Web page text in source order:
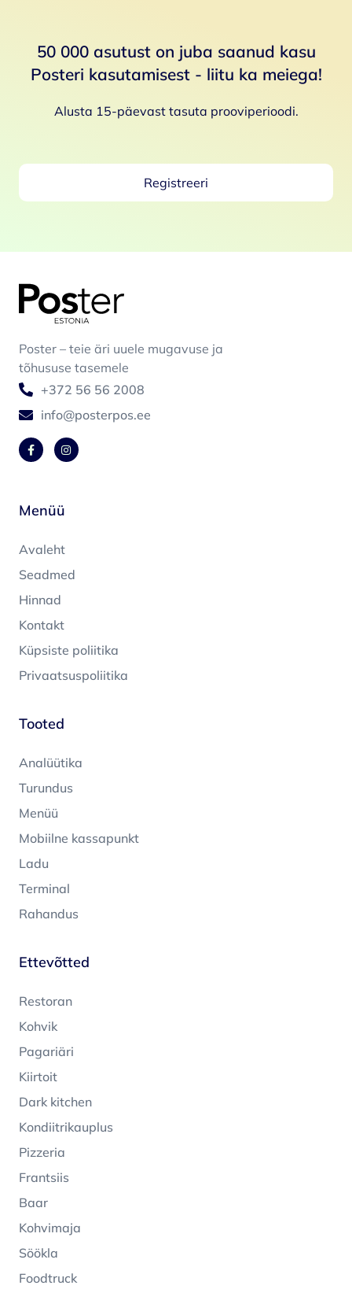
50 000 asutust on juba saanud kasu
Posteri kasutamisest - liitu ka meiega!
Alusta 15-päevast tasuta prooviperioodi.
Registreeri
Poster – teie äri uuele mugavuse ja
tõhususe tasemele
+372 56 56 2008
info@posterpos.ee
Menüü
Avaleht
Seadmed
Hinnad
Kontakt
Küpsiste poliitika
Privaatsuspoliitika
Tooted
Analüütika
Turundus
Menüü
Mobiilne kassapunkt
Ladu
Terminal
Rahandus
Ettevõtted
Restoran
Kohvik
Pagariäri
Kiirtoit
Dark kitchen
Kondiitrikauplus
Pizzeria
Frantsiis
Baar
Kohvimaja
Söökla
Foodtruck